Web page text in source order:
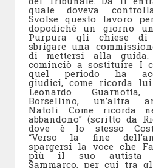
quale doveva
Svolse questo lavoro
dopodiché un giorno
Purpura gli chiese di
sbrigare una
di mettersi alla
cominciò a sostituire I
quel periodo ha
giudici, come ricorda
Leonardo
Borsellino, un’altra
Natoli. Come ricorda
abbandono” (scritto da
dove è lo stesso
“Verso la fine
spargersi la voce che
più il suo autista
Sammarco, per cui tra